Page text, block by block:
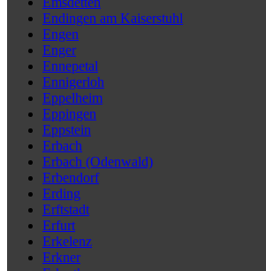
Endingen am Kaiserstuhl
Engen
Enger
Ennepetal
Ennigerloh
Eppelheim
Eppingen
Eppstein
Erbach
Erbach (Odenwald)
Erbendorf
Erding
Erftstadt
Erfurt
Erkelenz
Erkner